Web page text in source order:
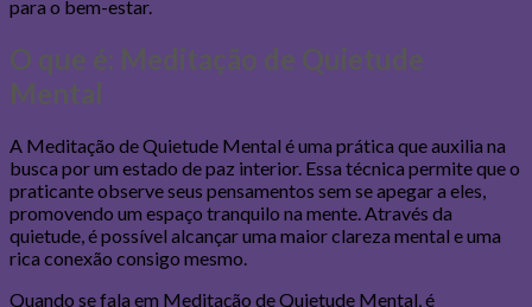
para o bem-estar.
O que é: Meditação de Quietude
Mental
A Meditação de Quietude Mental é uma prática que auxilia na
busca por um estado de paz interior. Essa técnica permite que o
praticante observe seus pensamentos sem se apegar a eles,
promovendo um espaço tranquilo na mente. Através da
quietude, é possível alcançar uma maior clareza mental e uma
rica conexão consigo mesmo.
Quando se fala em Meditação de Quietude Mental, é